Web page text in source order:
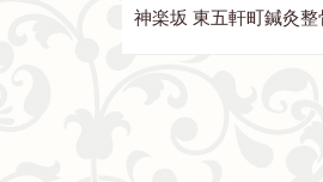
神楽坂 東五軒町鍼灸